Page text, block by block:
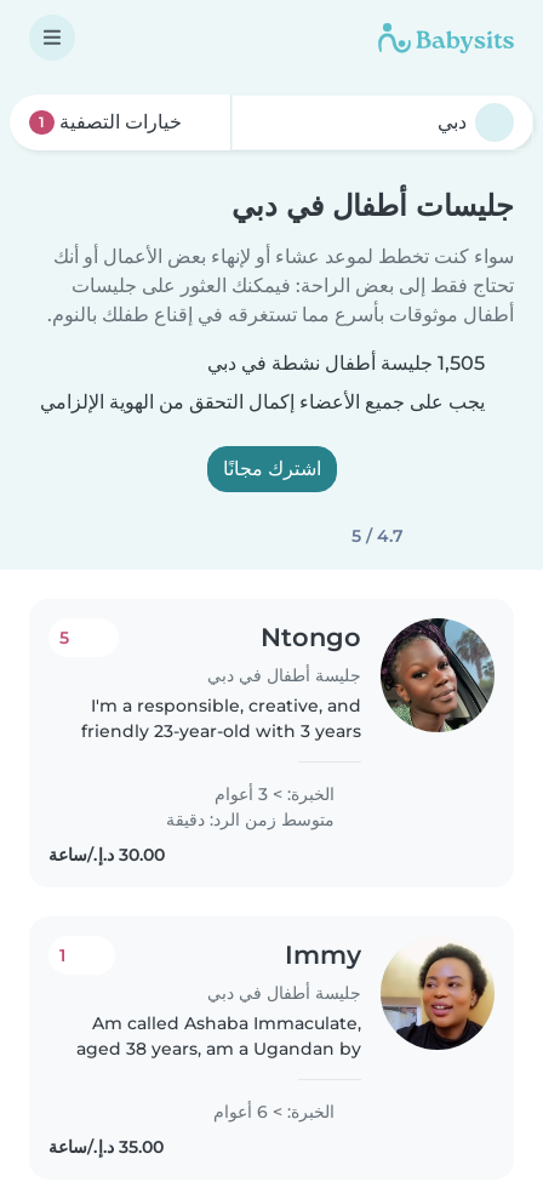
خيارات التصفية 1
جليسات أطفال في دبي
سواء كنت تخطط لموعد عشاء أو لإنهاء بعض الأعمال أو أنك
تحتاج فقط إلى بعض الراحة: فيمكنك العثور على جليسات
أطفال موثوقات بأسرع مما تستغرقه في إقناع طفلك بالنوم.
1,505 جليسة أطفال نشطة في دبي
يجب على جميع الأعضاء إكمال التحقق من الهوية الإلزامي
اشترك مجانًا
4.7 / 5
Ntongo
جليسة أطفال في دبي
5
I'm a responsible, creative, and
friendly 23-year-old with 3 years
of all ages, from babies to
teenagers. I'm comfortable
working with kids who have..
الخبرة: > 3 أعوام
متوسط زمن الرد: دقيقة
Immy
جليسة أطفال في دبي
1
Am called Ashaba Immaculate,
aged 38 years, am a Ugandan by
and reliable nanny with over six
years of experience supporting
الخبرة: > 6 أعوام